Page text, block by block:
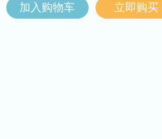
加入购物车 立即购买